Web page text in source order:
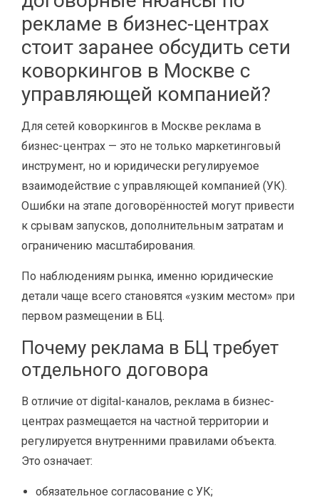
рекламе в бизнес-центрах
стоит заранее обсудить сети
коворкингов в Москве с
управляющей компанией?
Для сетей коворкингов в Москве реклама в
бизнес-центрах — это не только маркетинговый
инструмент, но и юридически регулируемое
взаимодействие с управляющей компанией (УК).
Ошибки на этапе договорённостей могут привести
к срывам запусков, дополнительным затратам и
ограничению масштабирования.
По наблюдениям рынка, именно юридические
детали чаще всего становятся «узким местом» при
первом размещении в БЦ.
Почему реклама в БЦ требует
отдельного договора
В отличие от digital-каналов, реклама в бизнес-
центрах размещается на частной территории и
регулируется внутренними правилами объекта.
Это означает:
обязательное согласование с УК;